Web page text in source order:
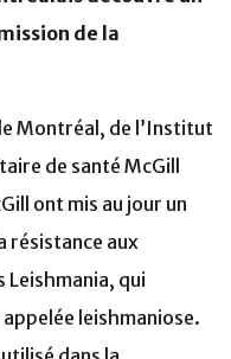
de la
Montréal, de l’Institut
de santé McGill
ont mis au jour un
résistance aux
Leishmania, qui
leishmaniose.